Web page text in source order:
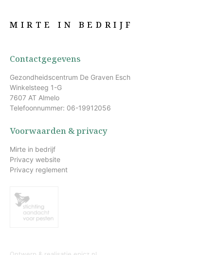
MIRTE IN BEDRIJF
Contactgegevens
Gezondheidscentrum De Graven Esch
Winkelsteeg 1-G
7607 AT Almelo
Telefoonnummer: 06-19912056
Voorwaarden & privacy
Mirte in bedrijf
Privacy website
Privacy reglement